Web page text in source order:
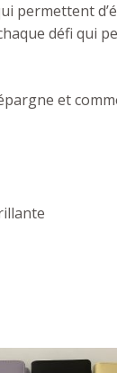
permettent
défi qui
et